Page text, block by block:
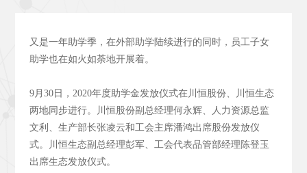
又是一年助学季，在外部助学陆续进行的同时，员工子女
助学也在如火如荼地开展着。
9月30日，2020年度助学金发放仪式在川恒股份、川恒生态
两地同步进行。川恒股份副总经理何永辉、人力资源总监
文利、生产部长张凌云和工会主席潘鸿出席股份发放仪
式。川恒生态副总经理彭军、工会代表品管部经理陈登玉
出席生态发放仪式。